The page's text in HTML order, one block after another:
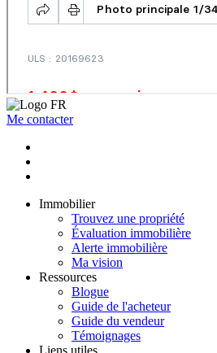
Me contacter
Immobilier
Trouvez une propriété
Évaluation immobilière
Alerte immobilière
Ma vision
Ressources
Blogue
Guide de l'acheteur
Guide du vendeur
Témoignages
Liens utiles